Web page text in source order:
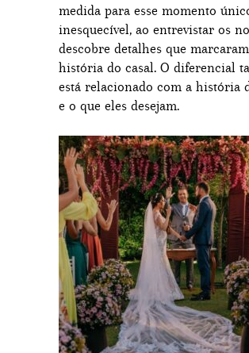
medida para esse momento
inesquecível, ao entrevistar os
descobre detalhes que
história do casal. O diferencial
está relacionado com a história
e o que eles desejam.